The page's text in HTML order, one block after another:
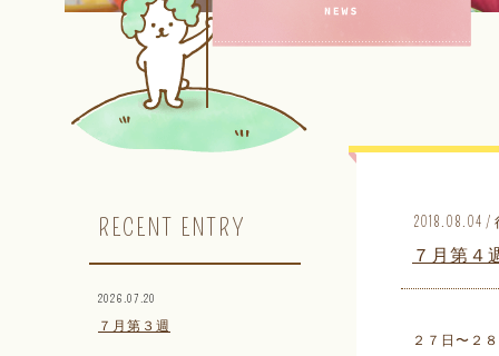
RECENT ENTRY
2026.07.20
７月第３週
2018.08.04 /
７月第４
２７日〜２